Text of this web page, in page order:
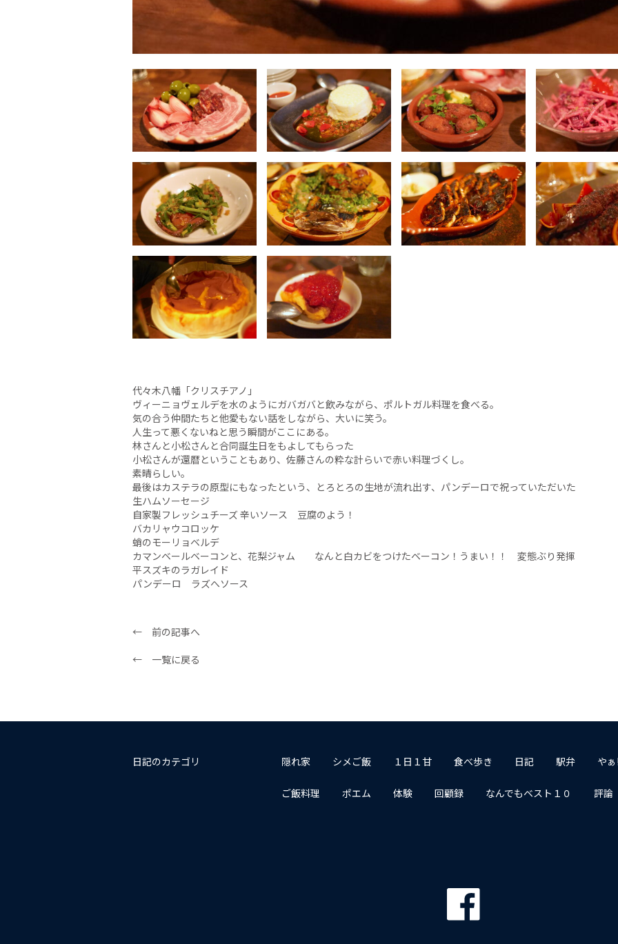
代々木八幡「クリスチアノ」
ヴィーニョヴェルデを水のようにガバガバと飲みながら、ポルトガル料理を食べる。
気の合う仲間たちと他愛もない話をしながら、大いに笑う。
人生って悪くないねと思う瞬間がここにある。
林さんと小松さんと合同誕生日をもよしてもらった
小松さんが還暦ということもあり、佐藤さんの粋な計らいで赤い料理づくし。
素晴らしい。
最後はカステラの原型にもなったという、とろとろの生地が流れ出す、パンデーロで祝っていただいた
生ハムソーセージ
自家製フレッシュチーズ 辛いソース 豆腐のよう！
バカリャウコロッケ
蛸のモーリョベルデ
カマンベールベーコンと、花梨ジャム なんと白カビをつけたベーコン！うまい！！ 変態ぶり発揮
平スズキのラガレイド
パンデーロ ラズへソース
← 前の記事へ
← 一覧に戻る
日記のカテゴリ 隠れ家 シメご飯 １日１甘 食べ歩き 日記 駅弁 やぁ!
ご飯料理 ポエム 体験 回顧録 なんでもベスト１０ 評論